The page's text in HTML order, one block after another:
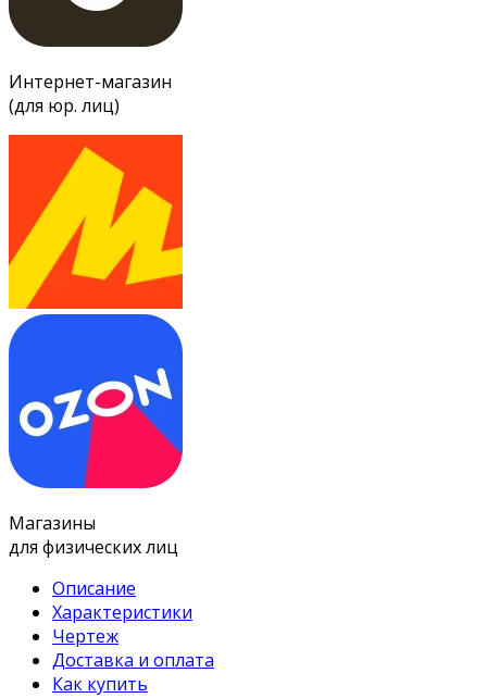
Интернет-магазин
(для юр. лиц)
Магазины
для физических лиц
Описание
Характеристики
Чертеж
Доставка и оплата
Как купить